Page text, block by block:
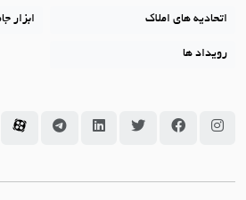
اتحادیه های املاک ابزار
رویداد ها
سامانه جاما در اینستاگرام
سامانه جاما در فیسبوک
سامانه جاما در توئیتر
سامانه جاما در
سامانه